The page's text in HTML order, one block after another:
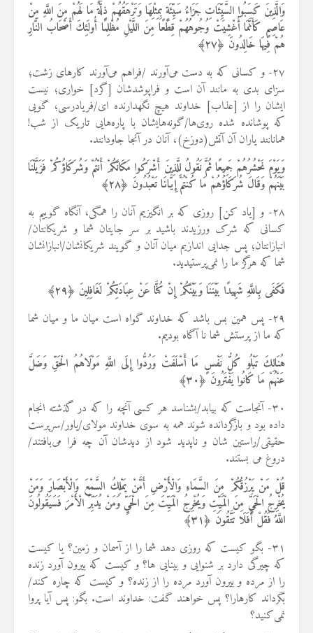
وَالَّذِينَ كَسَبُوا السَّيِّئَاتِ جَزَاءُ سَيِّئَةٍ بِمِثْلِهَا وَتَرْهَقُهُمْ ذِلَّةٌ مَا لَهُمْ مِنَ اللَّهِ مِنْ
عَاصِمٍ كَأَنَّمَا أُغْشِيَتْ وُجُوهُهُمْ قِطَعًا مِنَ اللَّيْلِ مُظْلِمًا أُولَئِكَ أَصْحَابُ النَّارِ
هُمْ فِيهَا خَالِدُونَ ﴿۲۷﴾
۲۷- و کسانی که به دست می‌آورند /فراهم می‌آورند کارهای زشت؛
سزای بدی به مانند آن است و فراپوشدشان [گرد] خواری؛ نیست
ایشان را از [عذاب] خداوند هیچ نگهدارنده ای/فریادرسی؛ گویی
که پوشانده شده روی‌ها/گونه‌هایشان با پاره‌هایی تاریک از شب!
همانانند یاران آن آتش(دوزخ)، آنان در آنجا جاودانند.
وَيَوْمَ نَحْشُرُهُمْ جَمِيعًا ثُمَّ نَقُولُ لِلَّذِينَ أَشْرَكُوا مَكَانَكُمْ أَنْتُمْ وَشُرَكَاؤُكُمْ فَزَيَّلْنَا
بَيْنَهُمْ وَقَالَ شُرَكَاؤُهُمْ مَا كُنْتُمْ إِيَّانَا تَعْبُدُونَ ﴿۲۸﴾
۲۸- و [یاد کن] روزی که بر انگیزیم آنان را همگی، آنگاه گوییم به
کسانی که شرک ورزیدند باشید بر سر جایتان شما و شریکانتان/
انبازانتان؛ پس جدایی اندازیم میان آنان و گویند شریکانشان/انبازانشان
شما که هرگز ما را نمی‌پرستیدید.
فَكَفَى بِاللَّهِ شَهِيدًا بَيْنَنَا وَبَيْنَكُمْ إِنْ كُنَّا عَنْ عِبَادَتِكُمْ لَغَافِلِينَ ﴿۲۹﴾
۲۹- پس همین بس باشد که خداوند گواه است میان ما و میان شما
که ما از پرستش شما نا آگاه بودیم.
هُنَالِكَ تَبْلُو كُلُّ نَفْسٍ مَا أَسْلَفَتْ وَرُدُّوا إِلَى اللَّهِ مَوْلَاهُمُ الْحَقِّ وَضَلَّ
عَنْهُمْ مَا كَانُوا يَفْتَرُونَ ﴿۳۰﴾
۳۰- آنجاست که بیابد/بشناسد هر کسی آنچه را که در گذشته انجام
داده بود و بازگردانده شوند همه به سوی خداوند مولای/یاور/سرپرست
حقیقی/راستین شان و ناپدید شود از دیدشان آن چه فرا می‌بافتند/
دروغ می بستند.
قُلْ مَنْ يَرْزُقُكُمْ مِنَ السَّمَاءِ وَالْأَرْضِ أَمَّنْ يَمْلِكُ السَّمْعَ وَالْأَبْصَارَ وَمَنْ
يُخْرِجُ الْحَيَّ مِنَ الْمَيِّتِ وَيُخْرِجُ الْمَيِّتَ مِنَ الْحَيِّ وَمَنْ يُدَبِّرُ الْأَمْرَ فَسَيَقُولُونَ
اللَّهُ فَقُلْ أَفَلَا تَتَّقُونَ ﴿۳۱﴾
۳۱- بگو کیست که روزی دهد شما را از آسمان و زمین؟ یا کیست
که چیرگی دارد بر شنوایی و بینایی ها؟ و کیست که بیرون آورد زنده
را از مرده و بیرون آورد مرده را از زنده؟ و کیست که چاره کند/
بگرداند کارهارا؟ پس خواهند گفت: خداوند است. بگو: پس آیا پروا
نمی‌کنید؟